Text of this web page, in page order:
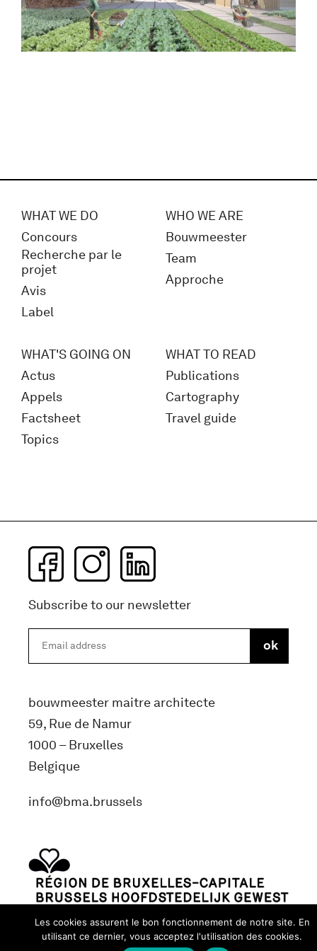
WHAT WE DO
Concours
Recherche par le
projet
Avis
Label
WHO WE ARE
Bouwmeester
Team
Approche
WHAT'S GOING ON
Actus
Appels
Factsheet
Topics
WHAT TO READ
Publications
Cartography
Travel guide
Subscribe to our newsletter
bouwmeester maitre architecte
59, Rue de Namur
1000 – Bruxelles
Belgique
info@bma.brussels
Les cookies assurent le bon fonctionnement de notre site. En
utilisant ce dernier, vous acceptez l'utilisation des cookies.